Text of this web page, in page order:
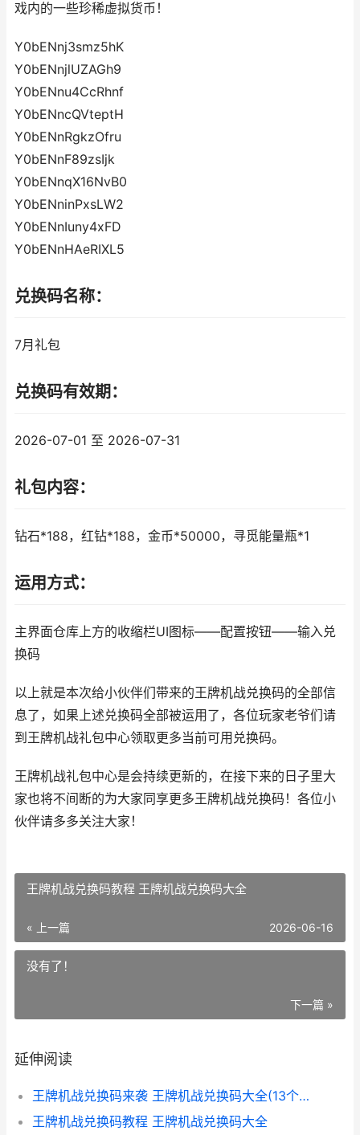
戏内的一些珍稀虚拟货币！
Y0bENnj3smz5hK
Y0bENnjlUZAGh9
Y0bENnu4CcRhnf
Y0bENncQVteptH
Y0bENnRgkzOfru
Y0bENnF89zsIjk
Y0bENnqX16NvB0
Y0bENninPxsLW2
Y0bENnIuny4xFD
Y0bENnHAeRIXL5
兑换码名称：
7月礼包
兑换码有效期：
2026-07-01 至 2026-07-31
礼包内容：
钻石*188，红钻*188，金币*50000，寻觅能量瓶*1
运用方式：
主界面仓库上方的收缩栏UI图标——配置按钮——输入兑
换码
以上就是本次给小伙伴们带来的王牌机战兑换码的全部信
息了，如果上述兑换码全部被运用了，各位玩家老爷们请
到王牌机战礼包中心领取更多当前可用兑换码。
王牌机战礼包中心是会持续更新的，在接下来的日子里大
家也将不间断的为大家同享更多王牌机战兑换码！各位小
伙伴请多多关注大家！
王牌机战兑换码教程 王牌机战兑换码大全
« 上一篇 2026-06-16
没有了！
下一篇 »
延伸阅读
王牌机战兑换码来袭 王牌机战兑换码大全(13个可用礼包码)
王牌机战兑换码教程 王牌机战兑换码大全